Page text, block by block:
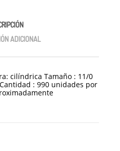
ADICIONAL
cilíndrica Tamaño : 11/0
: 990 unidades por